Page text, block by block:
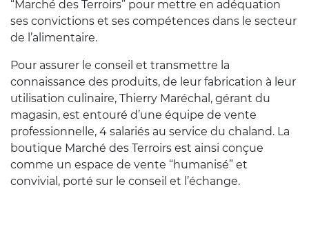
“Marché des Terroirs” pour mettre en adéquation
ses convictions et ses compétences dans le secteur
de l’alimentaire.
Pour assurer le conseil et transmettre la
connaissance des produits, de leur fabrication à leur
utilisation culinaire, Thierry Maréchal, gérant du
magasin, est entouré d’une équipe de vente
professionnelle, 4 salariés au service du chaland. La
boutique Marché des Terroirs est ainsi conçue
comme un espace de vente “humanisé” et
convivial, porté sur le conseil et l’échange.